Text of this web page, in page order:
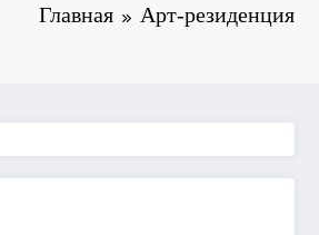
Главная Арт-резиденция